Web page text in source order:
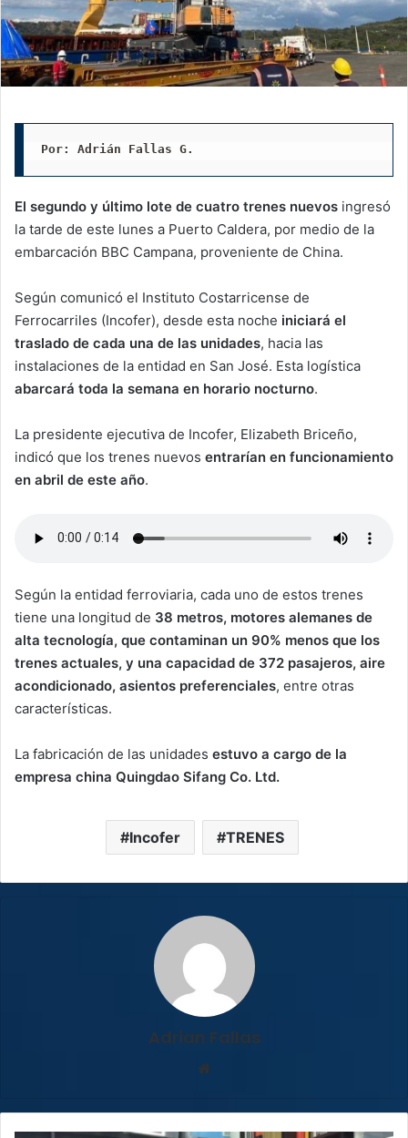
Por: Adrián Fallas G.
El segundo y último lote de cuatro trenes nuevos ingresó
la tarde de este lunes a Puerto Caldera, por medio de la
embarcación BBC Campana, proveniente de China.
Según comunicó el Instituto Costarricense de
Ferrocarriles (Incofer), desde esta noche iniciará el
traslado de cada una de las unidades, hacia las
instalaciones de la entidad en San José. Esta logística
abarcará toda la semana en horario nocturno.
La presidente ejecutiva de Incofer, Elizabeth Briceño,
indicó que los trenes nuevos entrarían en funcionamiento
en abril de este año.
Según la entidad ferroviaria, cada uno de estos trenes
tiene una longitud de 38 metros, motores alemanes de
alta tecnología, que contaminan un 90% menos que los
trenes actuales, y una capacidad de 372 pasajeros, aire
acondicionado, asientos preferenciales, entre otras
características.
La fabricación de las unidades estuvo a cargo de la
empresa china Quingdao Sifang Co. Ltd.
Incofer TRENES
Adrian Fallas